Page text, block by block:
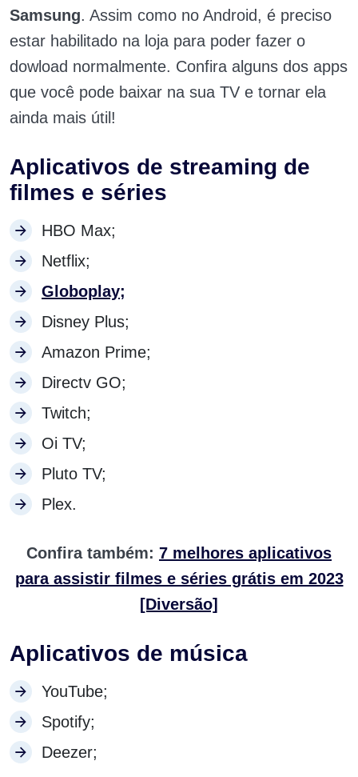
Samsung. Assim como no Android, é preciso
estar habilitado na loja para poder fazer o
dowload normalmente. Confira alguns dos apps
que você pode baixar na sua TV e tornar ela
ainda mais útil!
Aplicativos de streaming de
filmes e séries
HBO Max;
Netflix;
Globoplay;
Disney Plus;
Amazon Prime;
Directv GO;
Twitch;
Oi TV;
Pluto TV;
Plex.
Confira também: 7 melhores aplicativos
para assistir filmes e séries grátis em 2023
[Diversão]
Aplicativos de música
YouTube;
Spotify;
Deezer;